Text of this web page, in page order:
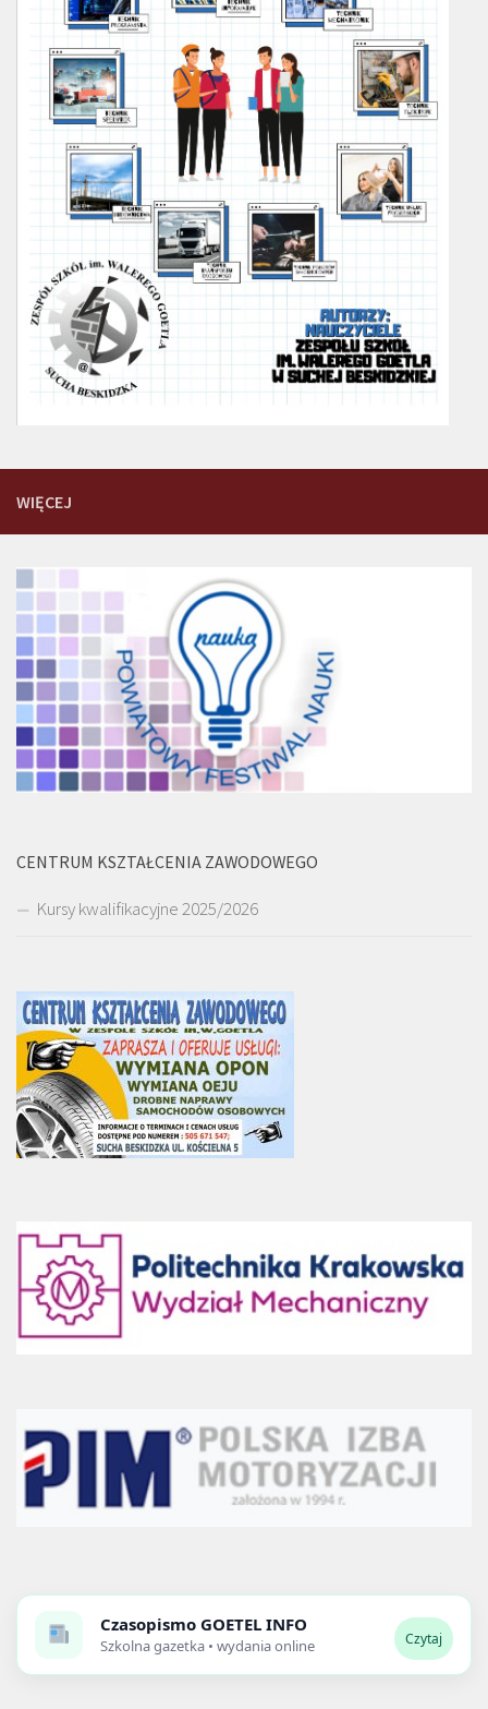
WIĘCEJ
CENTRUM KSZTAŁCENIA ZAWODOWEGO
Kursy kwalifikacyjne 2025/2026
Czasopismo GOETEL INFO
Szkolna gazetka • wydania online Czytaj